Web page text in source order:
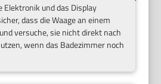
Elektronik und das Display
dass die Waage an einem
versuche, sie nicht direkt nach
wenn das Badezimmer noch